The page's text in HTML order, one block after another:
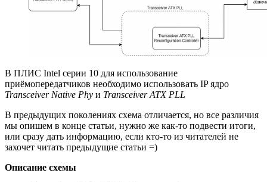
В ПЛИС Intel серии 10 для использование
приёмопередатчиков необходимо использовать IP ядро
Transceiver Native Phy и Transceiver ATX PLL
В предыдущих поколениях схема отличается, но все различия
мы опишем в конце статьи, нужно же как-то подвести итоги,
или сразу дать информацию, если кто-то из читателей не
захочет читать предыдущие статьи =)
Описание схемы